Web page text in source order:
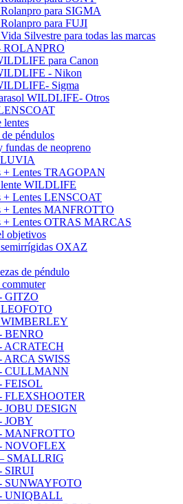
para SIGMA
para FUJI
Silvestre para todas las marcas
ROLANPRO
para Canon
- Nikon
Sigma
WILDLIFE- Otros
lentes
de péndulos
fundas de neopreno
+ Lentes TRAGOPAN
lente WILDLIFE
+ Lentes LENSCOAT
+ Lentes MANFROTTO
+ Lentes OTRAS MARCAS
objetivos
semirrígidas OXAZ
de péndulo
commuter
GITZO
WIMBERLEY
BENRO
ACRATECH
ARCA SWISS
CULLMANN
FEISOL
FLEXSHOOTER
JOBU DESIGN
JOBY
MANFROTTO
NOVOFLEX
SMALLRIG
SIRUI
SUNWAYFOTO
UNIQBALL